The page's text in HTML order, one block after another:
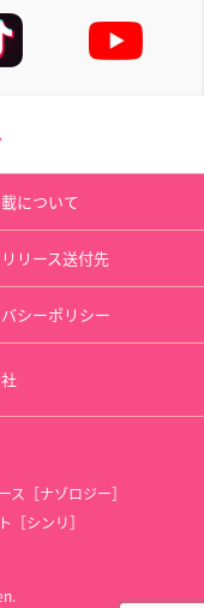
について
リース送付先
シーポリシー
ス［ナゾロジー］
［シンリ］